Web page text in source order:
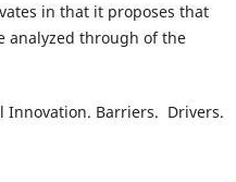
in that it proposes that
analyzed through of the
Innovation. Barriers. Drivers.